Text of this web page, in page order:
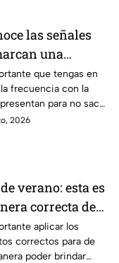
las señales
una
ruptura en
que tengas en
frecuencia con la
para no sacar
apresuradas.
2026
verano: esta es
correcta de
cada tipo de
aplicar los
correctos para de
poder brindar